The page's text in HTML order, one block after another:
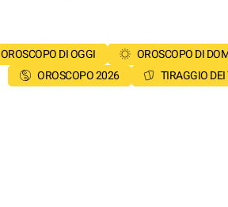
OROSCOPO DI OGGI OROSCOPO DI
OROSCOPO 2026
TIRAGGIO